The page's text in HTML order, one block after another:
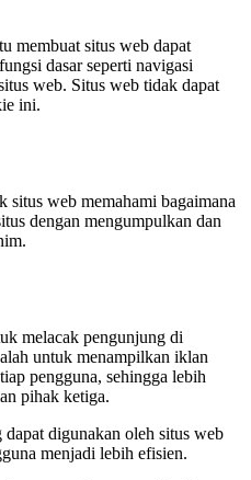
membuat situs web dapat
dasar seperti navigasi
web. Situs web tidak dapat
ini.
web memahami bagaimana
dengan mengumpulkan dan
melacak pengunjung di
untuk menampilkan iklan
pengguna, sehingga lebih
pihak ketiga.
digunakan oleh situs web
menjadi lebih efisien.